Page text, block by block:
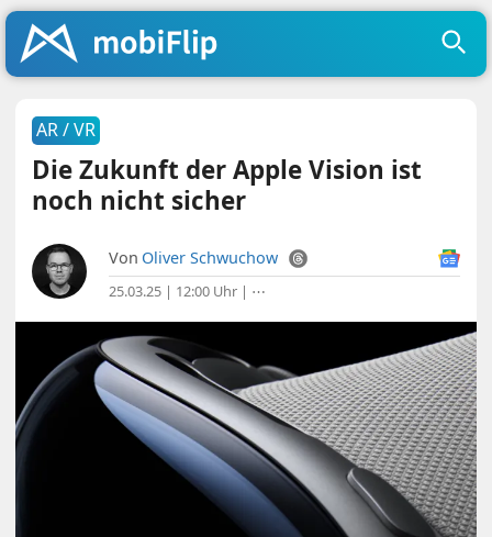
AR / VR
Die Zukunft der Apple Vision ist
noch nicht sicher
Von Oliver Schwuchow
25.03.25 | 12:00 Uhr | ⋯